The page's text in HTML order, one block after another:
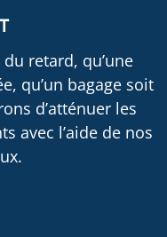
retard, qu’une
qu’un bagage soit
d’atténuer les
avec l’aide de nos